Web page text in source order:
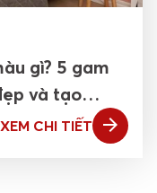
gì? 5 gam
và tạo
XEM CHI TIẾT